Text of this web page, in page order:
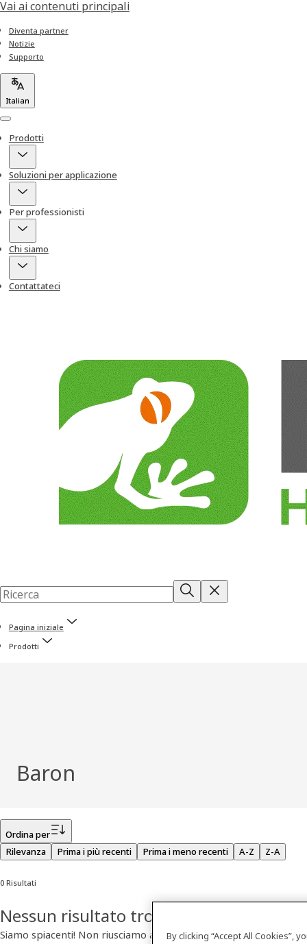
Vai ai contenuti principali
Diventa partner
Notizie
Supporto
Italian
Menu
Prodotti
Soluzioni per applicazione
Per professionisti
Chi siamo
Contattateci
Pagina iniziale
Prodotti
Baron
Ordina per
Rilevanza
Prima i più recenti Prima i meno recenti A-Z Z-A
0 Risultati
Nessun risultato trovato
Siamo spiacenti! Non riusciamo a trovare nessun prodotto.
By clicking “Accept All Cookies”,